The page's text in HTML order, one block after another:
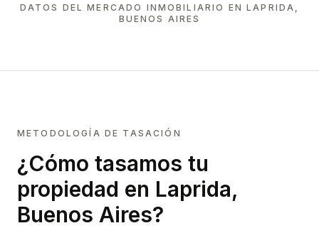
DATOS DEL MERCADO INMOBILIARIO ENLAPRIDA,
BUENOS AIRES
METODOLOGÍA DE TASACIÓN
¿Cómo tasamos tu
propiedad en Laprida,
Buenos Aires?